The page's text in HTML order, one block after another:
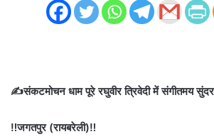
✍️संकटमोचन धाम पूरे रघुवीर त्रिवेदी में संगीतमय
‼️जगतपुर (रायबरेली)‼️